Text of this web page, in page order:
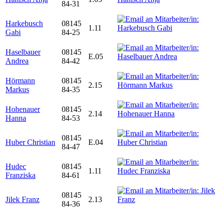
84-31
Harkebusch
Gabi
08145
84-25
1.11
Haselbauer
Andrea
08145
84-42
E.05
Hörmann
Markus
08145
84-35
2.15
Hohenauer
Hanna
08145
84-53
2.14
Huber Christian
08145
84-47
E.04
Hudec
Franziska
08145
84-61
1.11
Jilek Franz
08145
84-36
2.13